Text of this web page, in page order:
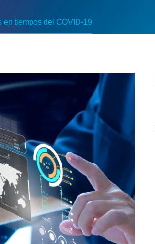
en tiempos del COVID-19